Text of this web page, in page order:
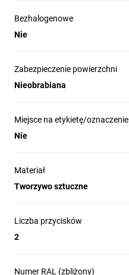
Bezhalogenowe
Nie
Zabezpieczenie powierzchni
Nieobrabiana
Miejsce na etykietę/oznaczenie
Nie
Materiał
Tworzywo sztuczne
Liczba przycisków
2
Numer RAL (zbliżony)